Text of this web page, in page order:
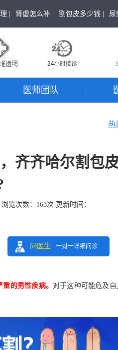
| 肾虚怎么补 | 割包皮多少钱 | 尿
医师团队
热
齐齐哈尔割包
览次数： 163次 更新时间：
问医生 一对一详细问诊
的男性疾病。 对于这种可能危及